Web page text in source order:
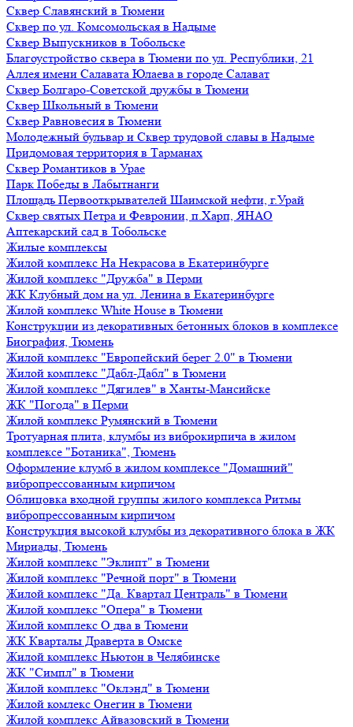
Сквер Славянский в Тюмени
Сквер по ул. Комсомольская в Надыме
Сквер Выпускников в Тобольске
Благоустройство сквера в Тюмени по ул. Республики, 21
Аллея имени Салавата Юлаева в городе Салават
Сквер Болгаро-Советской дружбы в Тюмени
Сквер Школьный в Тюмени
Сквер Равновесия в Тюмени
Молодежный бульвар и Сквер трудовой славы в Надыме
Придомовая территория в Тарманах
Сквер Романтиков в Урае
Парк Победы в Лабытнанги
Площадь Первооткрывателей Шаимской нефти, г.Урай
Сквер святых Петра и Февронии, п.Харп, ЯНАО
Аптекарский сад в Тобольске
Жилые комплексы
Жилой комплекс На Некрасова в Екатеринбурге
Жилой комплекс "Дружба" в Перми
ЖК Клубный дом на ул. Ленина в Екатеринбурге
Жилой комплекс White House в Тюмени
Конструкции из декоративных бетонных блоков в комплексе
Биография, Тюмень
Жилой комплекс "Европейский берег 2.0" в Тюмени
Жилой комплекс "Дабл-Дабл" в Тюмени
Жилой комплекс "Дягилев" в Ханты-Мансийске
ЖК "Погода" в Перми
Жилой комплекс Румянский в Тюмени
Тротуарная плита, клумбы из виброкирпича в жилом
комплексе "Ботаника", Тюмень
Оформление клумб в жилом комплексе "Домашний"
вибропрессованным кирпичом
Облицовка входной группы жилого комплекса Ритмы
вибропрессованным кирпичом
Конструкция высокой клумбы из декоративного блока в ЖК
Мириады, Тюмень
Жилой комплекс "Эклипт" в Тюмени
Жилой комплекс "Речной порт" в Тюмени
Жилой комплекс "Да. Квартал Централь" в Тюмени
Жилой комплекс "Опера" в Тюмени
Жилой комплекс О два в Тюмени
ЖК Кварталы Драверта в Омске
Жилой комплекс Ньютон в Челябинске
ЖК "Симпл" в Тюмени
Жилой комплекс "Оклэнд" в Тюмени
Жилой комлекс Онегин в Тюмени
Жилой комплекс Айвазовский в Тюмени